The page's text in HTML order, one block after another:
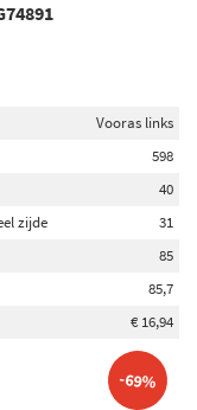
Vooras links
598
40
zijde
31
85
85,7
€ 16,94
-69%